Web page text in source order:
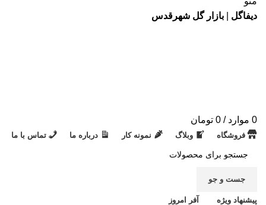
دیفاگل
بازار گل شهرقدس
0 موارد /
0 تومان
فروشگاه وبلاگ نمونه کار درباره ما تماس با ما
جست و جو
پیشنهاد ویژه آفر امروز